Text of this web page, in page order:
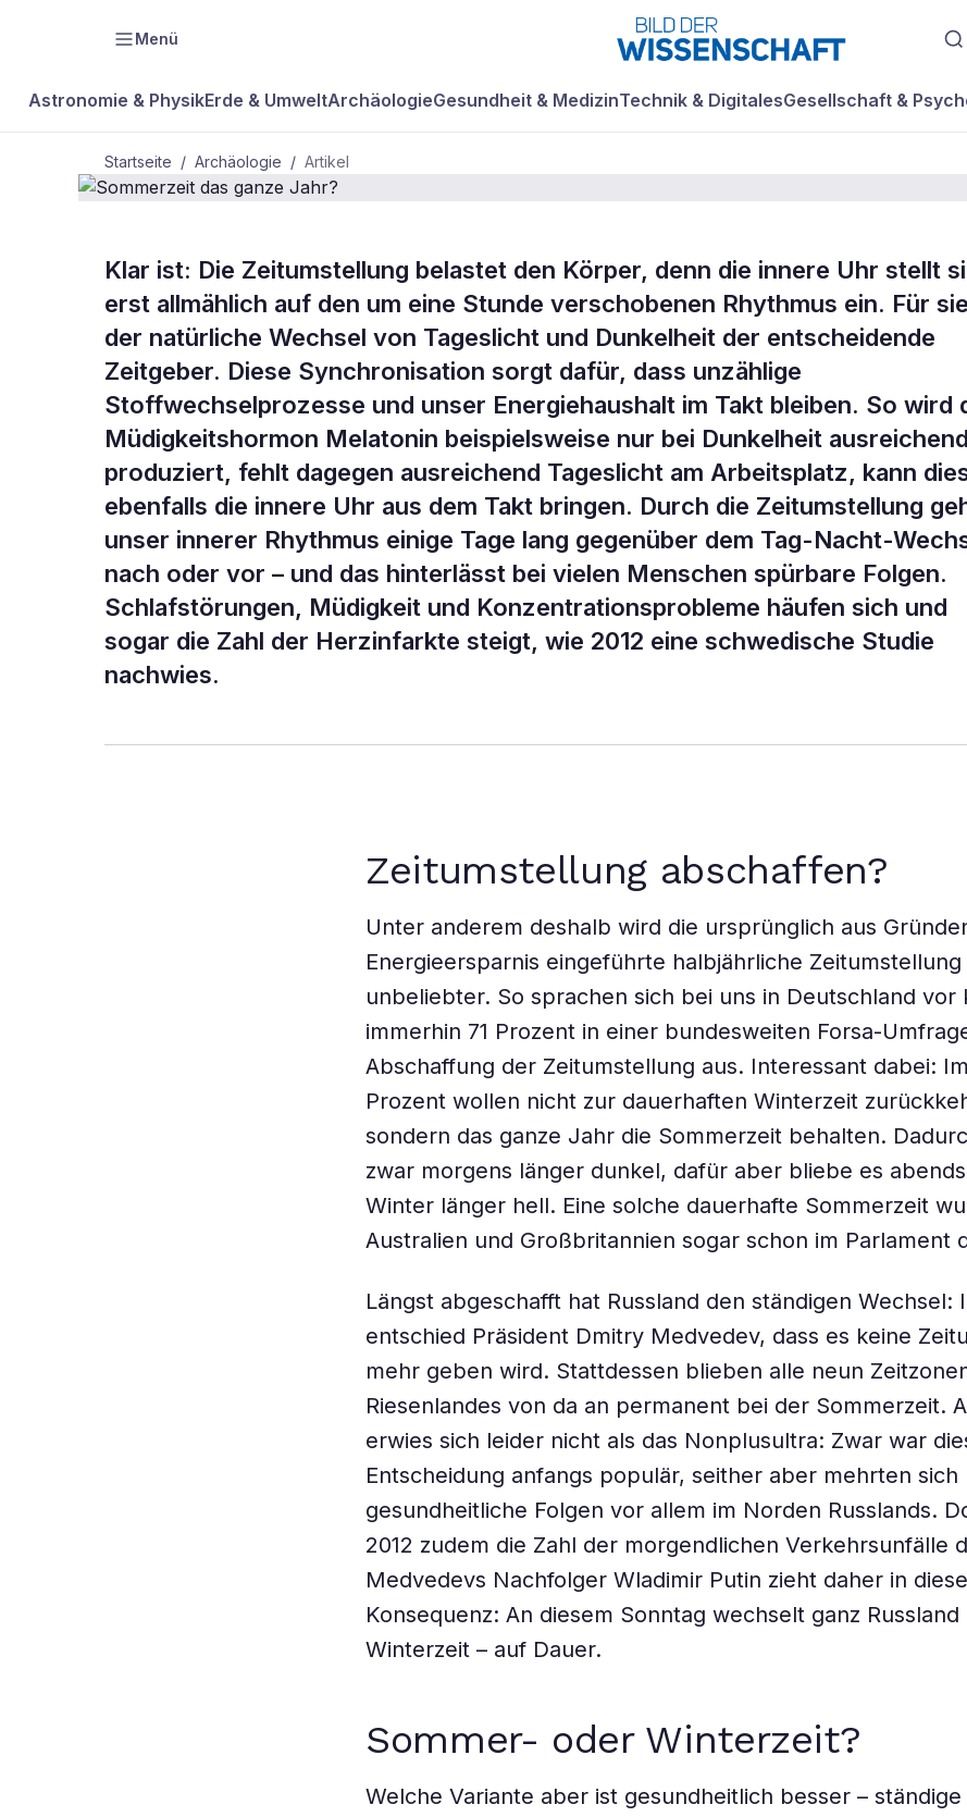
Menü
Astronomie & PhysikErde & UmweltArchäologieGesundheit & MedizinTechnik & DigitalesGesellschaft &
Startseite / Archäologie / Artikel
ARCHÄOLOGIE
Sommerzeit das ganze
Jahr?
Klar ist: Die Zeitumstellung belastet den Körper, denn die innere Uhr stellt
erst allmählich auf den um eine Stunde verschobenen Rhythmus ein. Für
der natürliche Wechsel von Tageslicht und Dunkelheit der entscheidende
Zeitgeber. Diese Synchronisation sorgt dafür, dass unzählige
Stoffwechselprozesse und unser Energiehaushalt im Takt bleiben. So wird
Müdigkeitshormon Melatonin beispielsweise nur bei Dunkelheit ausreichend
produziert, fehlt dagegen ausreichend Tageslicht am Arbeitsplatz, kann
ebenfalls die innere Uhr aus dem Takt bringen. Durch die Zeitumstellung
unser innerer Rhythmus einige Tage lang gegenüber dem Tag-Nacht-
nach oder vor – und das hinterlässt bei vielen Menschen spürbare Folgen.
Schlafstörungen, Müdigkeit und Konzentrationsprobleme häufen sich und
sogar die Zahl der Herzinfarkte steigt, wie 2012 eine schwedische Studie
nachwies.
Zeitumstellung abschaffen?
Unter anderem deshalb wird die ursprünglich aus
Energieersparnis eingeführte halbjährliche
unbeliebter. So sprachen sich bei uns in Deutschland vor
immerhin 71 Prozent in einer bundesweiten Forsa-
Abschaffung der Zeitumstellung aus. Interessant dabei:
Prozent wollen nicht zur dauerhaften Winterzeit
sondern das ganze Jahr die Sommerzeit behalten.
zwar morgens länger dunkel, dafür aber bliebe es
Winter länger hell. Eine solche dauerhafte Sommerzeit
Australien und Großbritannien sogar schon im Parlament
Längst abgeschafft hat Russland den ständigen Wechsel:
entschied Präsident Dmitry Medvedev, dass es keine
mehr geben wird. Stattdessen blieben alle neun
Riesenlandes von da an permanent bei der Sommerzeit.
erwies sich leider nicht als das Nonplusultra: Zwar war
Entscheidung anfangs populär, seither aber mehrten
gesundheitliche Folgen vor allem im Norden Russlands.
2012 zudem die Zahl der morgendlichen Verkehrsunfälle
Medvedevs Nachfolger Wladimir Putin zieht daher in
Konsequenz: An diesem Sonntag wechselt ganz
Winterzeit – auf Dauer.
Sommer- oder Winterzeit?
Welche Variante aber ist gesundheitlich besser –